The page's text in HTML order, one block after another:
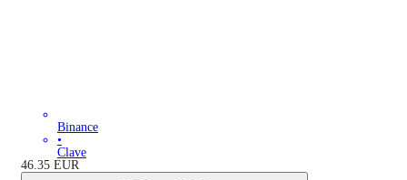
Binance
•
Clave
46.35 EUR